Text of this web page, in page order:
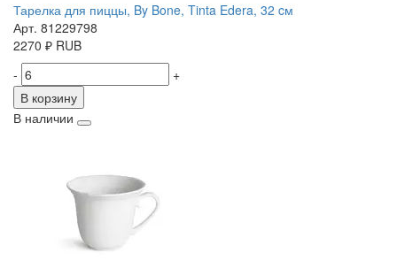
Тарелка для пиццы, By Bone, Tinta Edera, 32 cм
Арт. 81229798
2270 ₽ RUB
-
+
В корзину
В наличии